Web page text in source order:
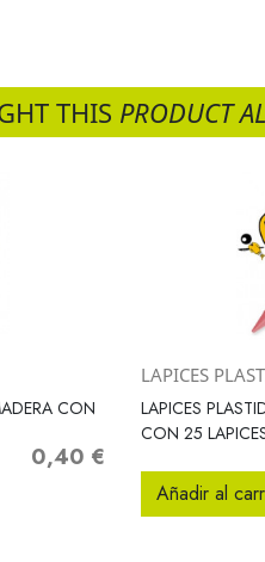
THIS PRODUCT
CON
Precio
0,40 €
LAPICES
LAPICES
CON 25
Añadir al